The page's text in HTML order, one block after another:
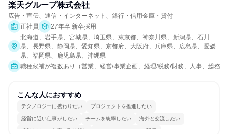
楽天グループ株式会社
広告・宣伝、通信・インターネット、銀行・信用金庫・貸付
正社員
27年卒 新卒採用
北海道、岩手県、宮城県、埼玉県、東京都、神奈川県、新潟県、石川
県、長野県、静岡県、愛知県、京都府、大阪府、兵庫県、広島県、愛媛
県、福岡県、鹿児島県、沖縄県
職種候補が複数あり（営業、経営/事業企画、経理/税務/財務、人事、総務
こんな人におすすめ
テクノロジーに携わりたい プロジェクトを推進したい
経営に近い仕事がしたい チームを統率したい 海外と交流したい
情熱を持って仕事に取り組む コミュニケーションが活発